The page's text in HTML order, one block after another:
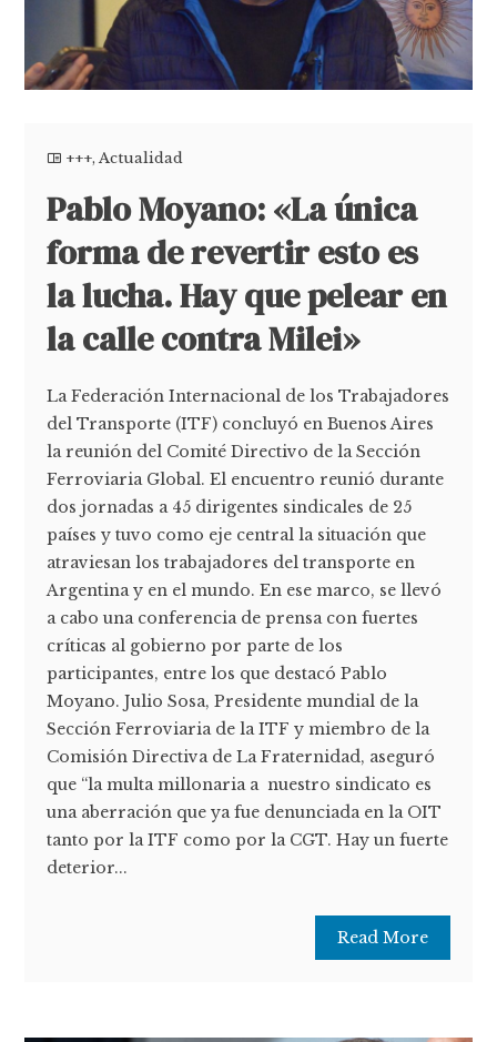
+++,Actualidad
Pablo Moyano: «La única
forma de revertir esto es
la lucha. Hay que pelear en
la calle contra Milei»
La Federación Internacional de los Trabajadores
del Transporte (ITF) concluyó en Buenos Aires
la reunión del Comité Directivo de la Sección
Ferroviaria Global. El encuentro reunió durante
dos jornadas a 45 dirigentes sindicales de 25
países y tuvo como eje central la situación que
atraviesan los trabajadores del transporte en
Argentina y en el mundo. En ese marco, se llevó
a cabo una conferencia de prensa con fuertes
críticas al gobierno por parte de los
participantes, entre los que destacó Pablo
Moyano. Julio Sosa, Presidente mundial de la
Sección Ferroviaria de la ITF y miembro de la
Comisión Directiva de La Fraternidad, aseguró
que “la multa millonaria a nuestro sindicato es
una aberración que ya fue denunciada en la OIT
tanto por la ITF como por la CGT. Hay un fuerte
deterior...
Read More